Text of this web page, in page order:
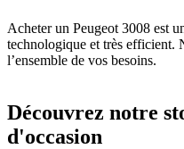
Acheter un Peugeot 3008 est
technologique et très efficient.
l’ensemble de vos besoins.
Découvrez notre
d'occasion